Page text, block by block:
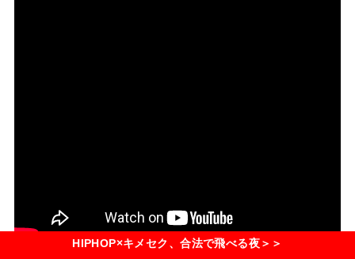
HIPHOP×キメセク、合法で飛べる夜＞＞